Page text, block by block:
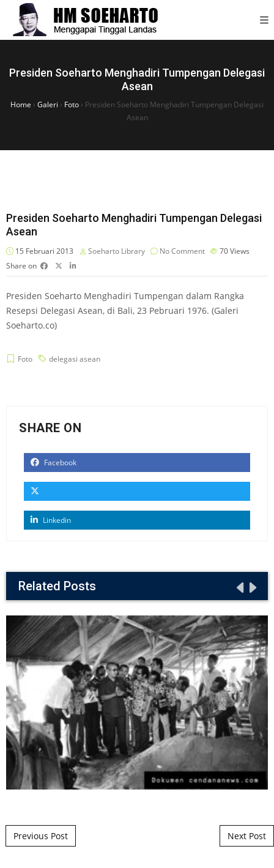
Presiden Soeharto Menghadiri Tumpengan Delegasi
Asean
Home › Galeri › Foto › Presiden Soeharto Menghadiri Tumpengan Delegasi
Asean
Presiden Soeharto Menghadiri Tumpengan Delegasi
Asean
15 Februari 2013 Soeharto Library No Comment 70Views
Share on
Presiden Soeharto Menghadiri Tumpengan dalam Rangka
Resepsi Delegasi Asean, di Bali, 23 Pebruari 1976. (Galeri
Soeharto.co)
Foto delegasi asean
SHARE ON
Facebook
Linkedin
Related Posts
Post navigation
Previous Post Next Post